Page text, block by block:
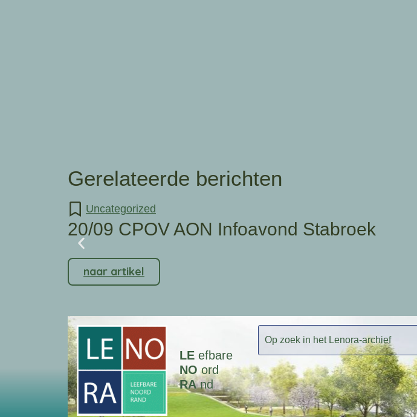
Gerelateerde berichten
Uncategorized
20/09 CPOV AON Infoavond Stabroek
naar artikel
LE efbare
NO ord
RAnd